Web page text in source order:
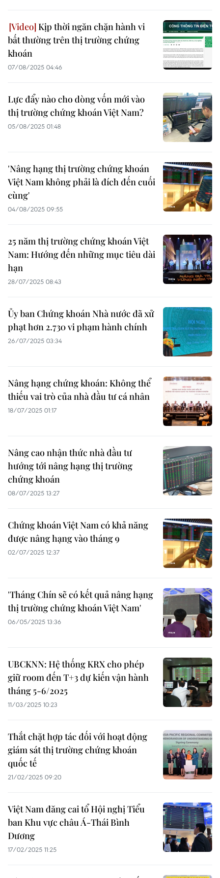
Kịp thời ngăn chặn hành vi
bất thường trên thị trường chứng
khoán
07/08/2025 04:46
Lực đẩy nào cho dòng vốn mới vào
thị trường chứng khoán Việt Nam?
05/08/2025 01:48
'Nâng hạng thị trường chứng khoán
Việt Nam không phải là đích đến cuối
cùng'
04/08/2025 09:55
25 năm thị trường chứng khoán Việt
Nam: Hướng đến những mục tiêu dài
hạn
28/07/2025 08:43
Ủy ban Chứng khoán Nhà nước đã xử
phạt hơn 2.730 vi phạm hành chính
26/07/2025 03:34
Nâng hạng chứng khoán: Không thể
thiếu vai trò của nhà đầu tư cá nhân
18/07/2025 01:17
Nâng cao nhận thức nhà đầu tư
hướng tới nâng hạng thị trường
chứng khoán
08/07/2025 13:27
Chứng khoán Việt Nam có khả năng
được nâng hạng vào tháng 9
02/07/2025 12:37
'Tháng Chín sẽ có kết quả nâng hạng
thị trường chứng khoán Việt Nam'
06/05/2025 13:36
UBCKNN: Hệ thống KRX cho phép
giữ room đến T+3 dự kiến vận hành
tháng 5-6/2025
11/03/2025 10:23
Thắt chặt hợp tác đối với hoạt động
giám sát thị trường chứng khoán
quốc tế
21/02/2025 09:20
Việt Nam đăng cai tổ Hội nghị Tiểu
ban Khu vực châu Á-Thái Bình
Dương
17/02/2025 11:25